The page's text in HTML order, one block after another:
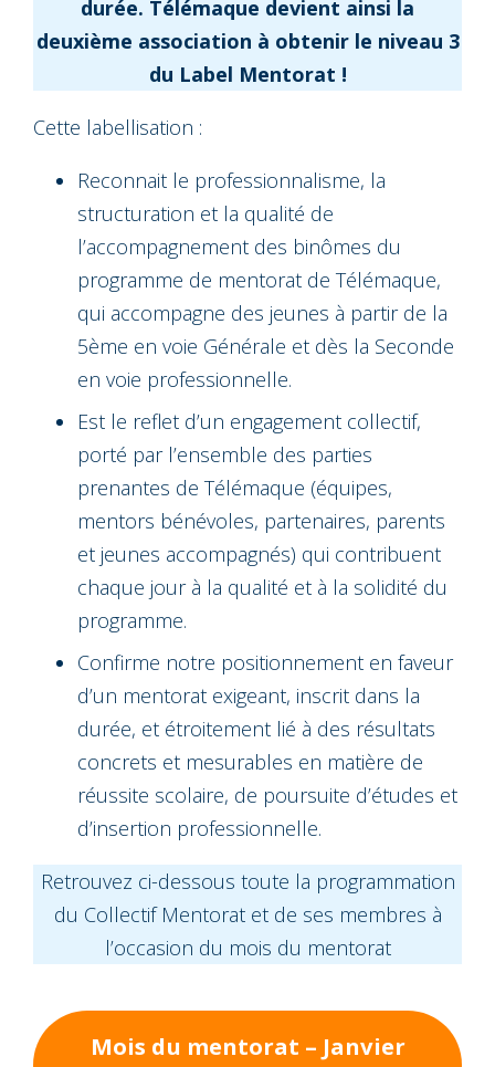
durée. Télémaque devient ainsi la
deuxième association à obtenir le niveau 3
du Label Mentorat !
Cette labellisation :
Reconnait le professionnalisme, la
structuration et la qualité de
l’accompagnement des binômes du
programme de mentorat de Télémaque,
qui accompagne des jeunes à partir de la
5ème en voie Générale et dès la Seconde
en voie professionnelle.
Est le reflet d’un engagement collectif,
porté par l’ensemble des parties
prenantes de Télémaque (équipes,
mentors bénévoles, partenaires, parents
et jeunes accompagnés) qui contribuent
chaque jour à la qualité et à la solidité du
programme.
Confirme notre positionnement en faveur
d’un mentorat exigeant, inscrit dans la
durée, et étroitement lié à des résultats
concrets et mesurables en matière de
réussite scolaire, de poursuite d’études et
d’insertion professionnelle.
Retrouvez ci-dessous toute la programmation
du Collectif Mentorat et de ses membres à
l’occasion du mois du mentorat
Mois du mentorat – Janvier